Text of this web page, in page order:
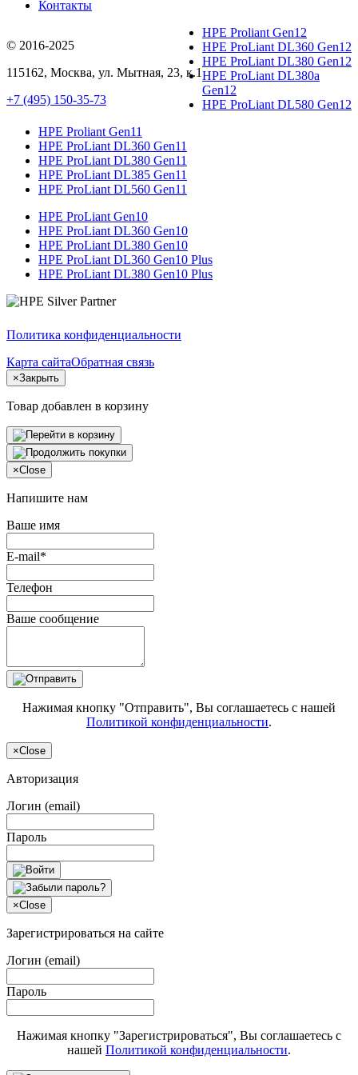
Контакты
© 2016-2025
115162, Москва, ул. Мытная, 23, к.1
+7 (495) 150-35-73
HPE Proliant Gen12
HPE ProLiant DL360 Gen12
HPE ProLiant DL380 Gen12
HPE ProLiant DL380a
Gen12
HPE ProLiant DL580 Gen12
HPE Proliant Gen11
HPE ProLiant DL360 Gen11
HPE ProLiant DL380 Gen11
HPE ProLiant DL385 Gen11
HPE ProLiant DL560 Gen11
HPE ProLiant Gen10
HPE ProLiant DL360 Gen10
HPE ProLiant DL380 Gen10
HPE ProLiant DL360 Gen10 Plus
HPE ProLiant DL380 Gen10 Plus
Политика конфиденциальности
Карта сайтаОбратная связь
×Закрыть
Товар добавлен в корзину
×Close
Напишите нам
Ваше имя
E-mail*
Телефон
Ваше сообщение
Нажимая кнопку "Отправить", Вы соглашаетесь с нашей
Политикой конфиденциальности.
×Close
Авторизация
Логин (email)
Пароль
×Close
Зарегистрироваться на сайте
Логин (email)
Пароль
Нажимая кнопку "Зарегистрироваться", Вы соглашаетесь с
нашей Политикой конфиденциальности.